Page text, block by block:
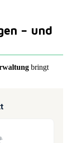
– und
bringt